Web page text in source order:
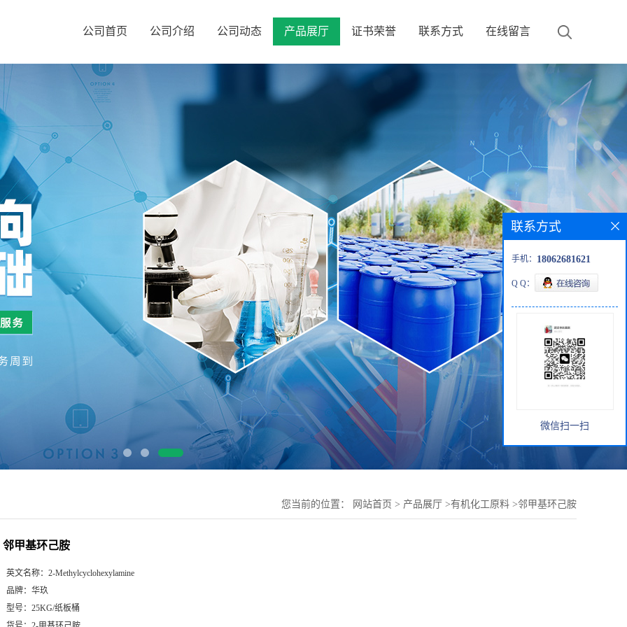
公司首页 公司介绍 公司动态 产品展厅 证书荣誉 联系方式 在线留言
您当前的位置： 网站首页 > 产品展厅 >有机化工原料 >邻甲基环己胺
邻甲基环己胺
英文名称： 2-Methylcyclohexylamine
品牌： 华玖
型号： 25KG/纸板桶
联系方式
手机： 18062681621
Q Q：
微信扫一扫